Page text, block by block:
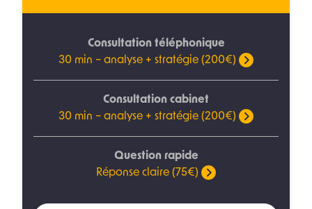
Consultation téléphonique
30 min – analyse + stratégie (200€)
Consultation cabinet
30 min – analyse + stratégie (200€)
Question rapide
Réponse claire (75€)